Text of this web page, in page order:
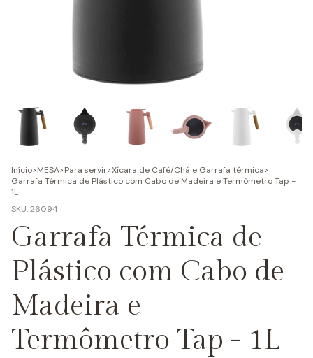
Início>MESA>Para servir>Xícara de Café/Chá e Garrafa térmica>
Garrafa Térmica de Plástico com Cabo de Madeira e Termômetro Tap -
1L
SKU:26094
Garrafa Térmica de
Plástico com Cabo de
Madeira e
Termômetro Tap - 1L